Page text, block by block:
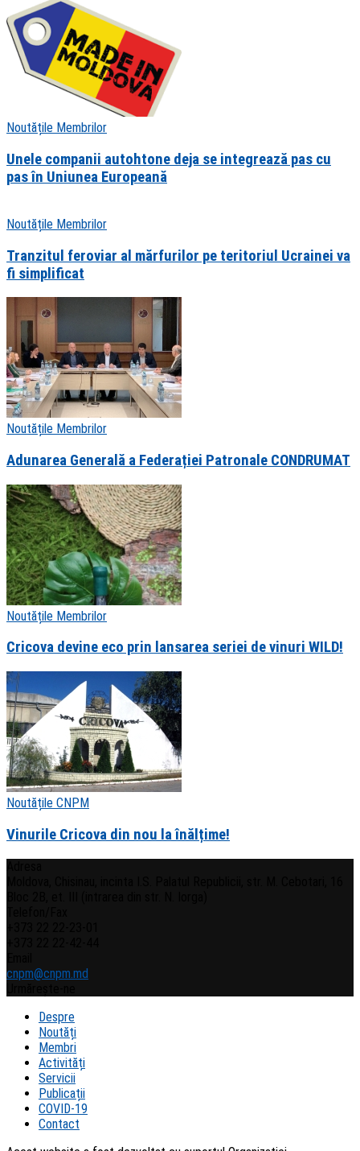
Noutățile Membrilor
Unele companii autohtone deja se integrează pas cu
pas în Uniunea Europeană
Noutățile Membrilor
Tranzitul feroviar al mărfurilor pe teritoriul Ucrainei va
fi simplificat
Noutățile Membrilor
Adunarea Generală a Federației Patronale CONDRUMAT
Noutățile Membrilor
Cricova devine eco prin lansarea seriei de vinuri WILD!
Noutățile CNPM
Vinurile Cricova din nou la înălțime!
cnpm@cnpm.md
Despre
Noutăți
Membri
Activități
Servicii
Publicații
COVID-19
Contact